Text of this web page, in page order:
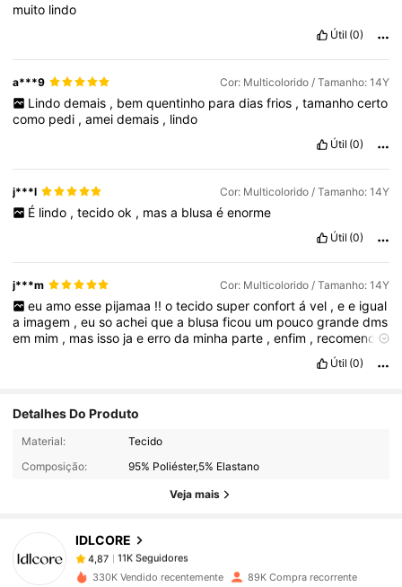
muito lindo
Útil (0)
a***9 Cor: Multicolorido / Tamanho: 14Y
Lindo demais , bem quentinho para dias frios , tamanho certo
como pedi ,ameidemais , lindo
Útil (0)
j***l Cor: Multicolorido / Tamanho: 14Y
É lindo , tecido ok , mas a blusa é enorme
Útil (0)
j***m Cor: Multicolorido / Tamanho: 14Y
eu amo esse pijamaa !! o tecido super confort á vel , e e igual
a imagem ,eusoacheiquea blusaficou um poucograndedms
em mim , mas isso jaeerroda minha parte ,enfim , recomendo
Útil (0)
Detalhes Do Produto
Material:
Tecido
Composição:
95% Poliéster,5% Elastano
Veja mais
IDLCORE
11K Seguidores
g***3pago1 dia atrás
330K Vendido recentemente 89K Compra recorrente